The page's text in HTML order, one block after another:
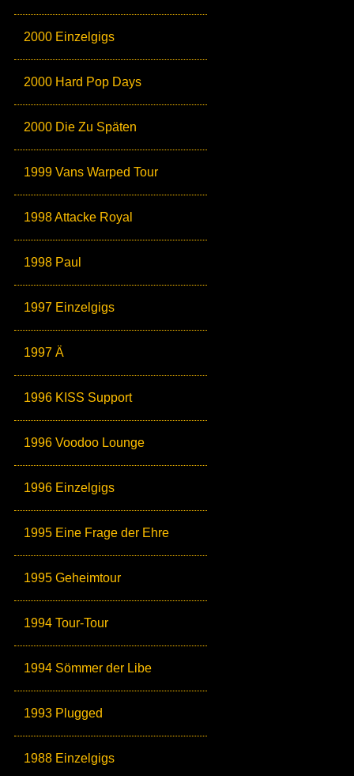
2000 Einzelgigs
2000 Hard Pop Days
2000 Die Zu Späten
1999 Vans Warped Tour
1998 Attacke Royal
1998 Paul
1997 Einzelgigs
1997 Ä
1996 KISS Support
1996 Voodoo Lounge
1996 Einzelgigs
1995 Eine Frage der Ehre
1995 Geheimtour
1994 Tour-Tour
1994 Sömmer der Libe
1993 Plugged
1988 Einzelgigs